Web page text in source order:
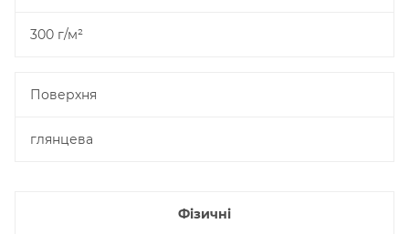
300 г/м²
Поверхня
глянцева
Фізичні